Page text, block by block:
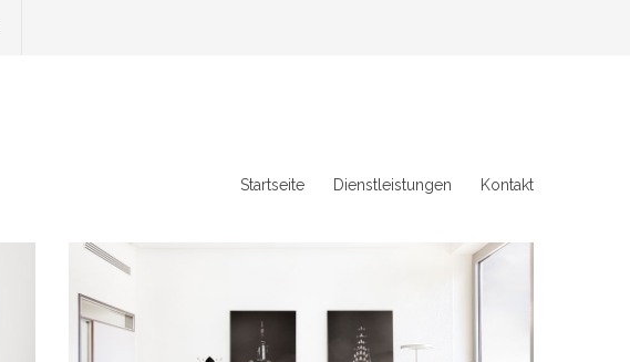
Startseite Dienstleistungen Kontakt